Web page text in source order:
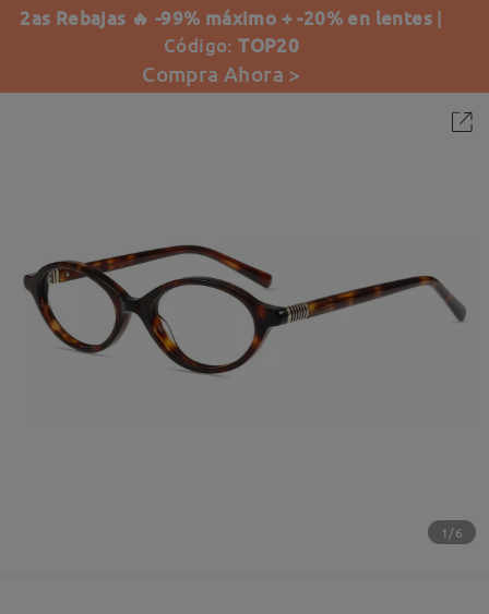
2as Rebajas 🔥 -99% máximo + -20% en lentes |
Código:TOP20
Compra Ahora >
1/6